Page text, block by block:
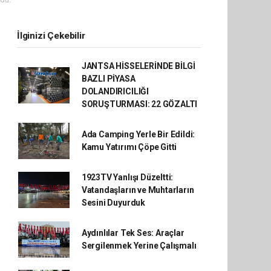
İlginizi Çekebilir
JANTSA HİSSELERİNDE BİLGİ
BAZLI PİYASA
DOLANDIRICILIĞI
SORUŞTURMASI: 22 GÖZALTI
Ada Camping Yerle Bir Edildi:
Kamu Yatırımı Çöpe Gitti
1923TV Yanlışı Düzeltti:
Vatandaşların ve Muhtarların
Sesini Duyurduk
Aydınlılar Tek Ses: Araçlar
Sergilenmek Yerine Çalışmalı